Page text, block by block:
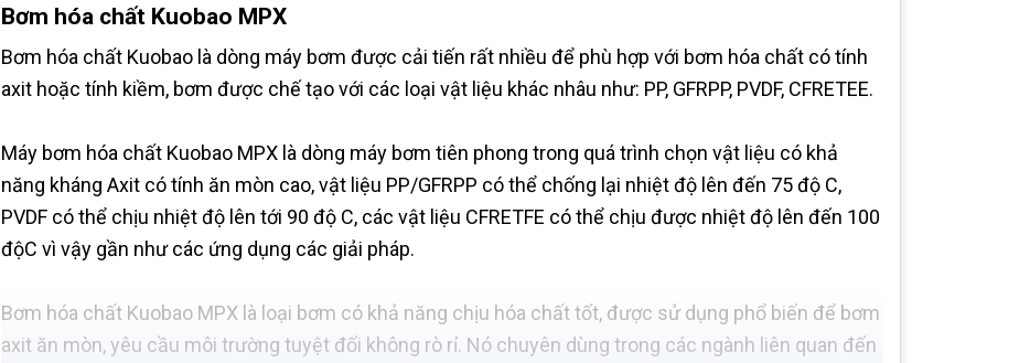
Bơm hóa chất Kuobao MPX
Bơm hóa chất Kuobao là dòng máy bơm được cải tiến rất nhiều để phù hợp với bơm hóa chất có tính
axit hoặc tính kiềm, bơm được chế tạo với các loại vật liệu khác nhâu như: PP, GFRPP, PVDF, CFRETEE.
Máy bơm hóa chất Kuobao MPX là dòng máy bơm tiên phong trong quá trình chọn vật liệu có khả
năng kháng Axit có tính ăn mòn cao, vật liệu PP/GFRPP có thể chống lại nhiệt độ lên đến 75 độ C,
PVDF có thể chịu nhiệt độ lên tới 90 độ C, các vật liệu CFRETFE có thể chịu được nhiệt độ lên đến 100
độC vì vậy gần như các ứng dụng các giải pháp.
Bơm hóa chất Kuobao MPX là loại bơm có khả năng chịu hóa chất tốt, được sử dụng phổ biến để bơm
axit ăn mòn, yêu cầu môi trường tuyệt đối không rò rỉ. Nó chuyên dùng trong các ngành liên quan đến